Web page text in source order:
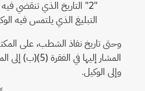
"2" التاريخ الذي تنقضي
التبليغ الذي يلتمس فيه
وحتى تاريخ نفاذ الشطب، على
المشار إليها
وإلى الوكيل.